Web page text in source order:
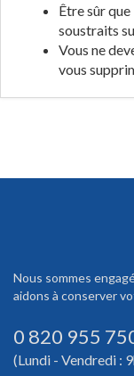
Être sûr
soustraits
Vous ne
vous
Nous sommes
aidons à conserver
0 820 955
(Lundi - Vendredi :